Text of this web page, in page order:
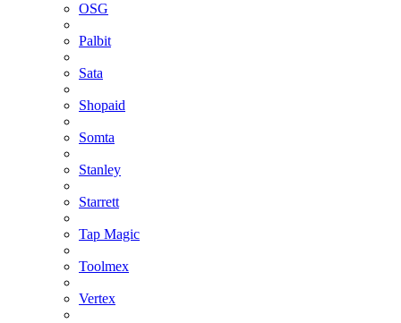
OSG
Palbit
Sata
Shopaid
Somta
Stanley
Starrett
Tap Magic
Toolmex
Vertex